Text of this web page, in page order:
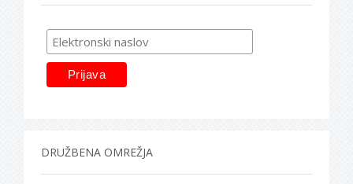
DRUŽBENA OMREŽJA